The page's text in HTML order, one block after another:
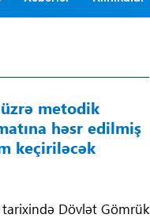
metodik
həsr edilmiş
keçiriləcək
Dövlət Gömrük